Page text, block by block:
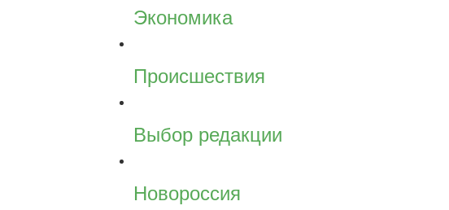
Экономика
Происшествия
Выбор редакции
Новороссия